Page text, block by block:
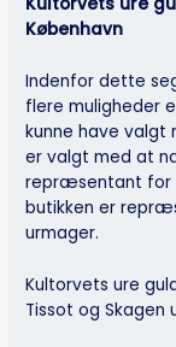
København
Indenfor dette
flere muligheder
kunne have valgt
er valgt med at
repræsentant for
butikken er
urmager.
Kultorvets ure
Tissot og Skagen